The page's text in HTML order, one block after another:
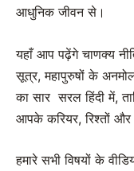
आधुनिक जीवन से।
यहाँ आप पढ़ेंगे चाणक्य
सूत्र, महापुरुषों के
का सार सरल हिंदी में,
आपके करियर, रिश्तों
हमारे सभी विषयों के